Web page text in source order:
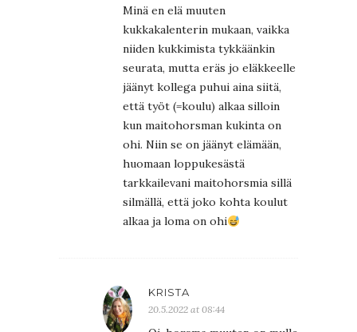
Minä en elä muuten
kukkakalenterin mukaan, vaikka
niiden kukkimista tykkäänkin
seurata, mutta eräs jo eläkkeelle
jäänyt kollega puhui aina siitä,
että työt (=koulu) alkaa silloin
kun maitohorsman kukinta on
ohi. Niin se on jäänyt elämään,
huomaan loppukesästä
tarkkailevani maitohorsmia sillä
silmällä, että joko kohta koulut
alkaa ja loma on ohi
KRISTA
20.5.2022 at 08:44